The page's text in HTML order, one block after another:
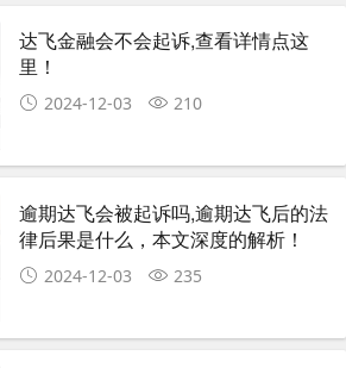
达飞金融会不会起诉,查看详情点这
里！
2024-12-03 210
逾期达飞会被起诉吗,逾期达飞后的法
律后果是什么，本文深度的解析！
2024-12-03 235